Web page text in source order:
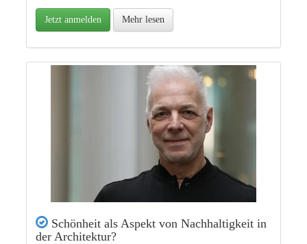
Jetzt anmelden Mehr lesen
Schönheit als Aspekt von Nachhaltigkeit in
der Architektur?